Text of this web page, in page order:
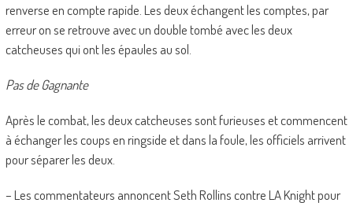
renverse en compte rapide. Les deux échangent les comptes, par
erreur on se retrouve avec un double tombé avec les deux
catcheuses qui ont les épaules au sol.
Pas de Gagnante
Après le combat, les deux catcheuses sont furieuses et commencent
à échanger les coups en ringside et dans la foule, les officiels arrivent
pour séparer les deux.
– Les commentateurs annoncent Seth Rollins contre LA Knight pour